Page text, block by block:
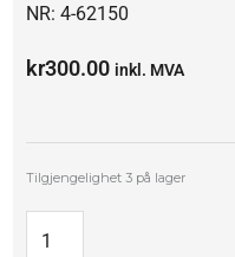
NR: 4-62150
kr300.00 inkl. MVA
Tilgjengelighet 3 på lager
VW